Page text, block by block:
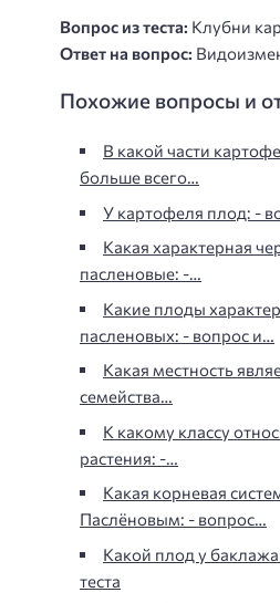
Вопрос из теста: Клубни
Ответ на вопрос:
Похожие вопросы и
В какой части
больше всего…
У картофеля плод: -
Какая характерная
пасленовые: -…
Какие плоды
пасленовых: - вопрос и…
Какая местность
семейства…
К какому классу
растения: -…
Какая корневая
Паслёновым: - вопрос…
Какой плод у
теста